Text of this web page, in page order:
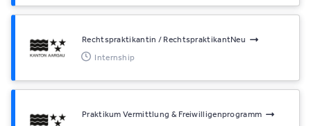
Rechtspraktikantin / RechtspraktikantNeu
Internship
Praktikum Vermittlung & Freiwilligenprogramm